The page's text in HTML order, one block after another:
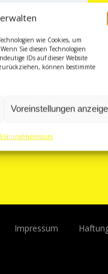
wie Cookies, um
Sie diesen Technologien
IDs auf dieser Website
können bestimmte
Voreinstellungen
Impressum
Impressum